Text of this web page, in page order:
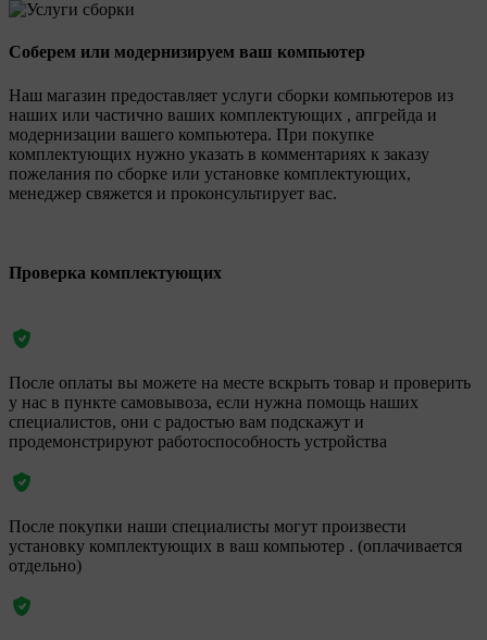
Соберем или модернизируем ваш компьютер
Наш магазин предоставляет услуги сборки компьютеров из
наших или частично ваших комплектующих , апгрейда и
модернизации вашего компьютера. При покупке
комплектующих нужно указать в комментариях к заказу
пожелания по сборке или установке комплектующих,
менеджер свяжется и проконсультирует вас.
Проверка комплектующих
После оплаты вы можете на месте вскрыть товар и проверить
у нас в пункте самовывоза, если нужна помощь наших
специалистов, они с радостью вам подскажут и
продемонстрируют работоспособность устройства
После покупки наши специалисты могут произвести
установку комплектующих в ваш компьютер . (оплачивается
отдельно)